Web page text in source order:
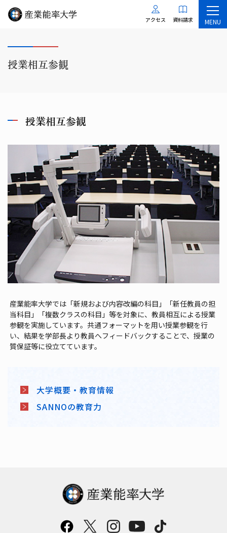
アクセス 資料請求 MENU
授業相互参観
授業相互参観
産業能率大学では「新規および内容改編の科目」「新任教員の担
当科目」「複数クラスの科目」等を対象に、教員相互による授業
参観を実施しています。共通フォーマットを用い授業参観を行
い、結果を学部長より教員へフィードバックすることで、授業の
質保証等に役立てています。
大学概要・教育情報
SANNOの教育力